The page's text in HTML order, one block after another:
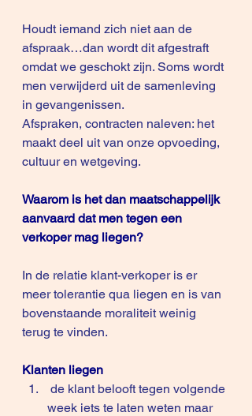
Houdt iemand zich niet aan de
afspraak…dan wordt dit afgestraft
omdat we geschokt zijn. Soms wordt
men verwijderd uit de samenleving
in gevangenissen.
Afspraken, contracten naleven: het
maakt deel uit van onze opvoeding,
cultuur en wetgeving.
Waarom is het dan maatschappelijk
aanvaard dat men tegen een
verkoper mag liegen?
In de relatie klant-verkoper is er
meer tolerantie qua liegen en is van
bovenstaande moraliteit weinig
terug te vinden.
Klanten liegen
de klant belooft tegen volgende
week iets te laten weten maar